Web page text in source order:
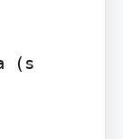
(s